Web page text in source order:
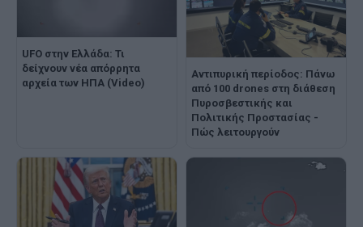
UFO στην Ελλάδα: Τι
δείχνουν νέα απόρρητα
αρχεία των ΗΠΑ (Video)
Αντιπυρική περίοδος: Πάνω
από 100 drones στη διάθεση
Πυροσβεστικής και
Πολιτικής Προστασίας -
Πώς λειτουργούν